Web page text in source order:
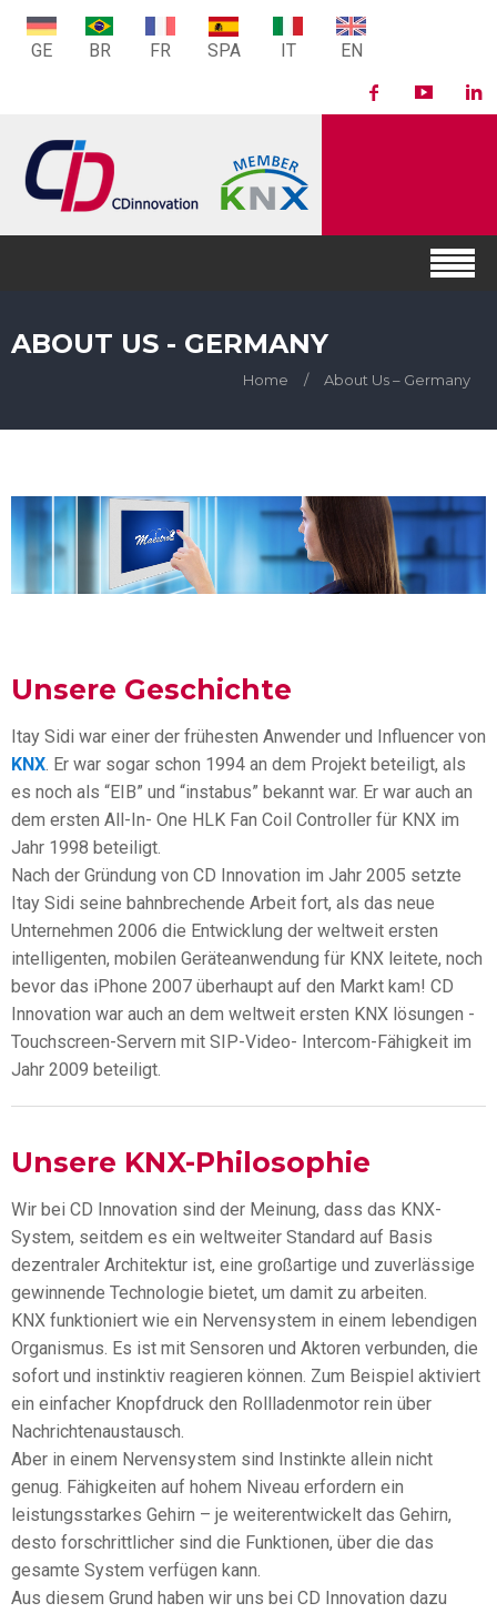
GE BR FR SPA IT EN
ABOUT US - GERMANY
Home / About Us – Germany
Unsere Geschichte
Itay Sidi war einer der frühesten Anwender und Influencer von
KNX . Er war sogar schon 1994 an dem Projekt beteiligt, als
es noch als “EIB” und “instabus” bekannt war. Er war auch an
dem ersten All-In- One HLK Fan Coil Controller für KNX im
Jahr 1998 beteiligt.
Nach der Gründung von CD Innovation im Jahr 2005 setzte
Itay Sidi seine bahnbrechende Arbeit fort, als das neue
Unternehmen 2006 die Entwicklung der weltweit ersten
intelligenten, mobilen Geräteanwendung für KNX leitete, noch
bevor das iPhone 2007 überhaupt auf den Markt kam! CD
Innovation war auch an dem weltweit ersten KNX lösungen -
Touchscreen-Servern mit SIP-Video- Intercom-Fähigkeit im
Jahr 2009 beteiligt.
Unsere KNX-Philosophie
Wir bei CD Innovation sind der Meinung, dass das KNX-
System, seitdem es ein weltweiter Standard auf Basis
dezentraler Architektur ist, eine großartige und zuverlässige
gewinnende Technologie bietet, um damit zu arbeiten.
KNX funktioniert wie ein Nervensystem in einem lebendigen
Organismus. Es ist mit Sensoren und Aktoren verbunden, die
sofort und instinktiv reagieren können. Zum Beispiel aktiviert
ein einfacher Knopfdruck den Rollladenmotor rein über
Nachrichtenaustausch.
Aber in einem Nervensystem sind Instinkte allein nicht
genug. Fähigkeiten auf hohem Niveau erfordern ein
leistungsstarkes Gehirn – je weiterentwickelt das Gehirn,
desto forschrittlicher sind die Funktionen, über die das
gesamte System verfügen kann.
Aus diesem Grund haben wir uns bei CD Innovation dazu